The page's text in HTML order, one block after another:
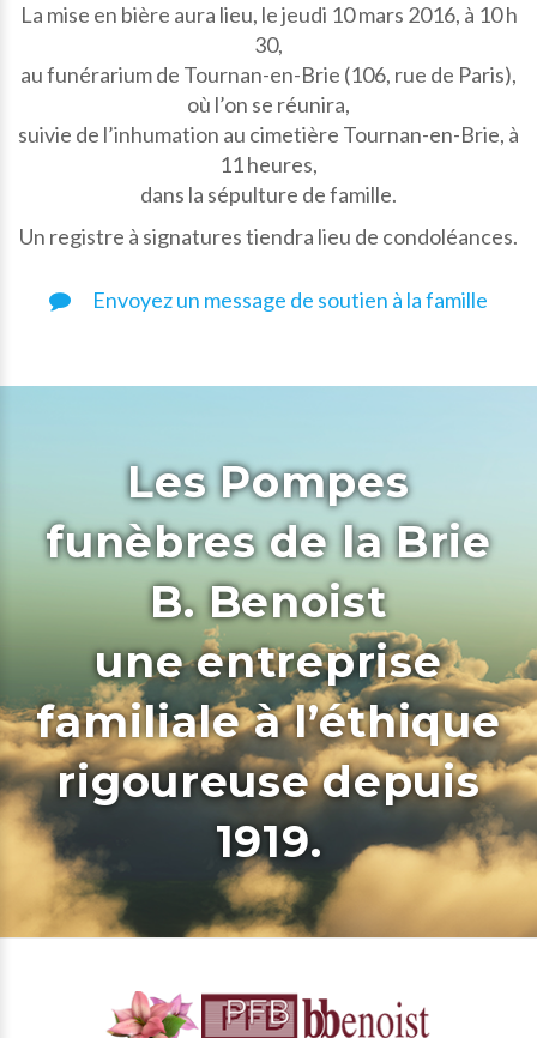
La mise en bière aura lieu, le jeudi 10 mars 2016, à 10 h
30,
au funérarium de Tournan-en-Brie (106, rue de Paris),
où l’on se réunira,
suivie de l’inhumation au cimetière Tournan-en-Brie, à
11 heures,
dans la sépulture de famille.
Un registre à signatures tiendra lieu de condoléances.
Envoyez un message de soutien à la famille
Les Pompes
funèbres de la Brie
B. Benoist
une entreprise
familiale à l’éthique
rigoureuse depuis
1919.